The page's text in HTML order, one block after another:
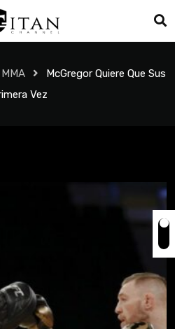
MMA
McGregor Quiere Que Sus
Vez